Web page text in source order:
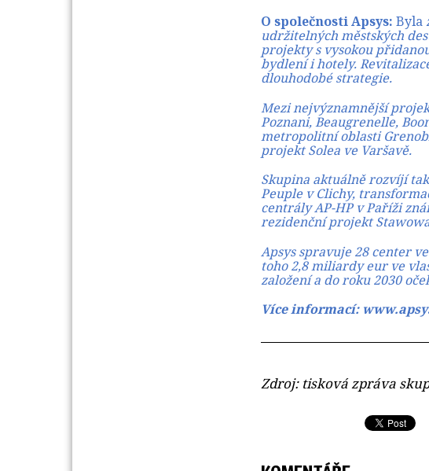
O společnosti Apsys: Byla
udržitelných městských
projekty s vysokou
bydlení i hotely.
dlouhodobé strategie.
Mezi nejvýznamnější
Poznani, Beaugrenelle,
metropolitní oblasti
projekt Solea ve Varšavě.
Skupina aktuálně rozvíjí
Peuple v Clichy,
centrály AP-HP v Paříži
rezidenční projekt
Apsys spravuje 28 center
toho 2,8 miliardy eur ve
založení a do roku 2030
Více informací:
Zdroj: tisková zpráva